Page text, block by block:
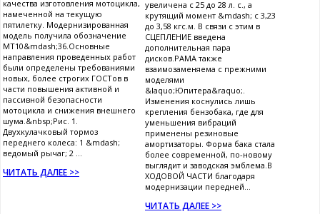
качества изготовления мотоцикла,
намеченной на текущую
пятилетку. Модернизированная
модель получила обозначение
МТ10&mdash;36.Основные
направления проведенных работ
были определены требованиями
новых, более строгих ГОСТов в
части повышения активной и
пассивной безопасности
мотоцикла и снижения внешнего
шума.&nbsp;Рис. 1.
Двухкулачковый тормоз
переднего колеса: 1 &mdash;
ведомый рычаг; 2 ...
ЧИТАТЬ ДАЛЕЕ >>
увеличена с 25 до 28 л. с., а
крутящий момент &mdash; с 3,23
до 3,58 кгс.м. В связи с этим в
СЦЕПЛЕНИЕ введена
дополнительная пара
дисков.РАМА также
взаимозаменяема с прежними
моделями
&laquo;Юпитера&raquo;.
Изменения коснулись лишь
крепления бензобака, где для
уменьшения вибраций
применены резиновые
амортизаторы. Форма бака стала
более современной, по-новому
выглядит и заводская эмблема.В
ХОДОВОЙ ЧАСТИ благодаря
модернизации передней...
ЧИТАТЬ ДАЛЕЕ >>